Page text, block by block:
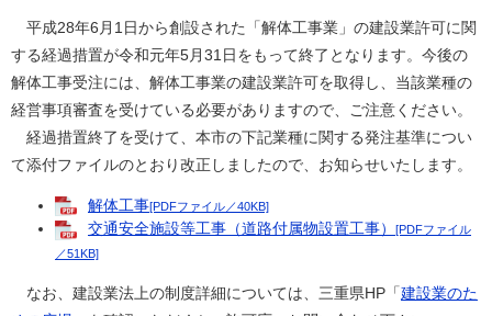
平成28年6月1日から創設された「解体工事業」の建設業許可に関
する経過措置が令和元年5月31日をもって終了となります。今後の
解体工事受注には、解体工事業の建設業許可を取得し、当該業種の
経営事項審査を受けている必要がありますので、ご注意ください。
経過措置終了を受けて、本市の下記業種に関する発注基準につい
て添付ファイルのとおり改正しましたので、お知らせいたします。
解体工事[PDFファイル／40KB]
交通安全施設等工事（道路付属物設置工事）
[PDFファイル
／51KB]
なお、建設業法上の制度詳細については、三重県HP「建設業のた